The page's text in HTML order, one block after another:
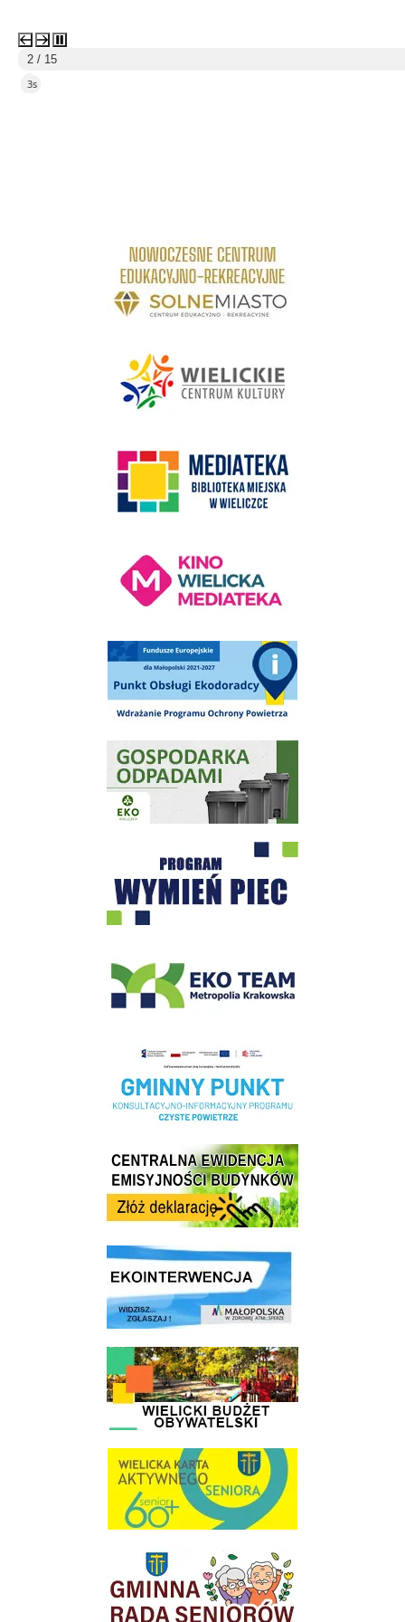
2 / 15
2s
link do strony Centrum Edukacyjno Rekreacyjne
Punkt Obsługi Ekodoradcy Wieliczka
Gospodarka odpadami na terenie Miasta i Gminy Wieliczka
Program "Czyste Powietrze" - Wieliczka
Realizacja Programu Czyste Powietrze w Gminie Wieliczka
Centrala Ewidencja Emisyjności Budynków - złóż deklarację
link do strony ekointerwencja dot.- powietrza
link do strony - Wielicki Budżet Obywatelski
link do strony Wielicka Karta Aktywnego Seniora
link do strony Gminnej Rady Seniorow - Wieliczka